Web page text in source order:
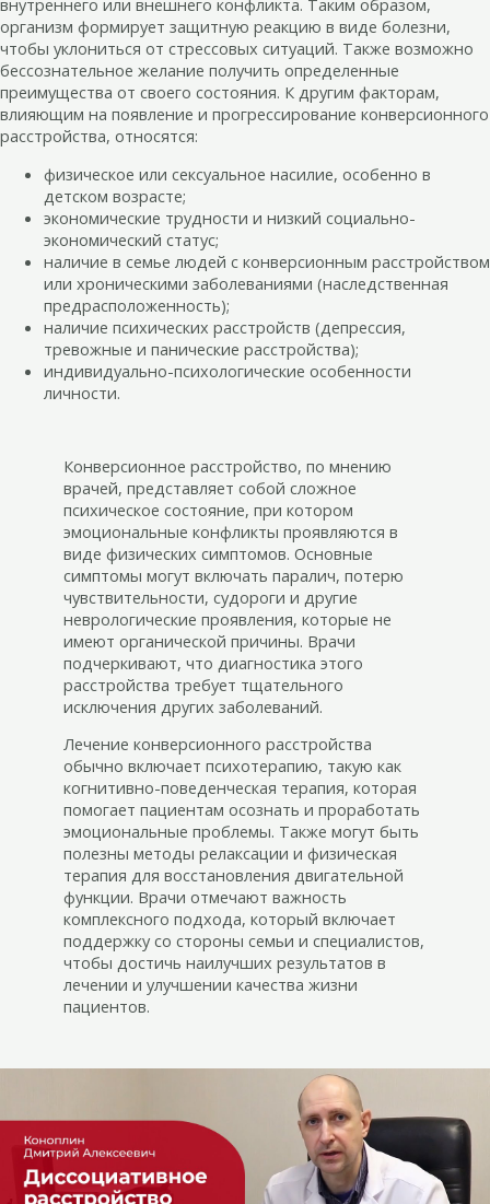
внутреннего или внешнего конфликта. Таким образом,
организм формирует защитную реакцию в виде болезни,
чтобы уклониться от стрессовых ситуаций. Также возможно
бессознательное желание получить определенные
преимущества от своего состояния. К другим факторам,
влияющим на появление и прогрессирование конверсионного
расстройства, относятся:
физическое или сексуальное насилие, особенно в
детском возрасте;
экономические трудности и низкий социально-
экономический статус;
наличие в семье людей с конверсионным расстройством
или хроническими заболеваниями (наследственная
предрасположенность);
наличие психических расстройств (депрессия,
тревожные и панические расстройства);
индивидуально-психологические особенности
личности.
Конверсионное расстройство, по мнению
врачей, представляет собой сложное
психическое состояние, при котором
эмоциональные конфликты проявляются в
виде физических симптомов. Основные
симптомы могут включать паралич, потерю
чувствительности, судороги и другие
неврологические проявления, которые не
имеют органической причины. Врачи
подчеркивают, что диагностика этого
расстройства требует тщательного
исключения других заболеваний.
Лечение конверсионного расстройства
обычно включает психотерапию, такую как
когнитивно-поведенческая терапия, которая
помогает пациентам осознать и проработать
эмоциональные проблемы. Также могут быть
полезны методы релаксации и физическая
терапия для восстановления двигательной
функции. Врачи отмечают важность
комплексного подхода, который включает
поддержку со стороны семьи и специалистов,
чтобы достичь наилучших результатов в
лечении и улучшении качества жизни
пациентов.